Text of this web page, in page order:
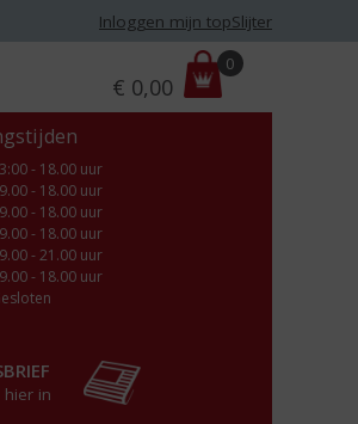
Inloggen mijn topSlijter
r
i
€ 0,00
0
- 18.00 uur
- 18.00 uur
- 18.00 uur
- 18.00 uur
- 21.00 uur
- 18.00 uur
hier in